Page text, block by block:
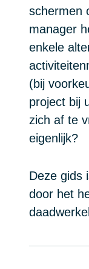
schermen
manager
enkele
(bij
project bij
zich af te
eigenlijk?
Deze gids
door het